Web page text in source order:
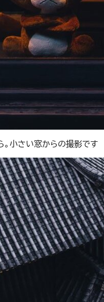
小さい窓からの撮影です